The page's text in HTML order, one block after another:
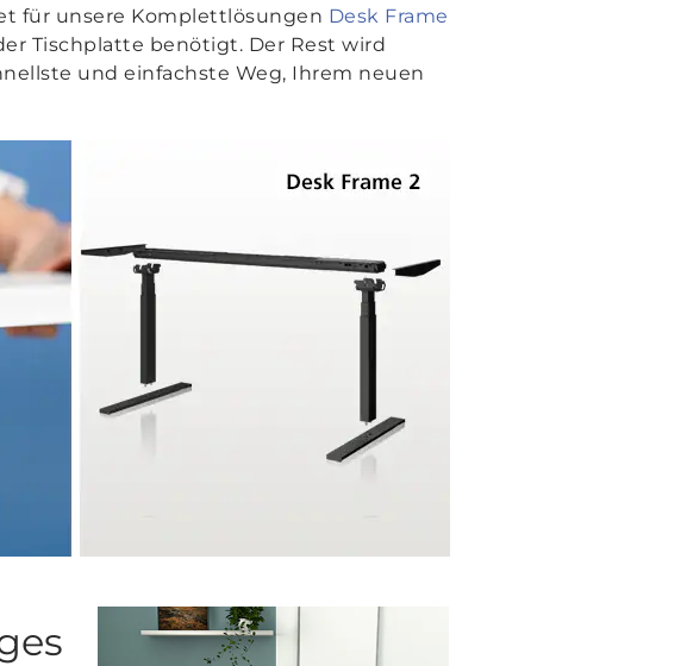
für unsere Komplettlösungen Desk Frame
Tischplatte benötigt. Der Rest wird
und einfachste Weg, Ihrem neuen